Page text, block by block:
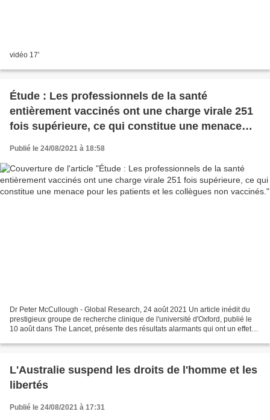
vidéo 17'
Étude : Les professionnels de la santé
entièrement vaccinés ont une charge virale 251
fois supérieure, ce qui constitue une menace
Publié le 24/08/2021 à 18:58
Dr Peter McCullough - Global Research, 24 août 2021 Un article inédit du
prestigieux groupe de recherche clinique de l'université d'Oxford, publié le
10 août dans The Lancet, présente des résultats alarmants qui ont un effet
L'Australie suspend les droits de l'homme et les
libertés
Publié le 24/08/2021 à 17:31